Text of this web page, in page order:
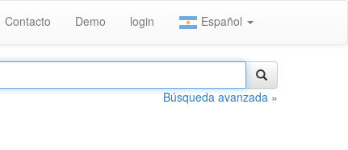
Contacto Demo login Español
Búsqueda avanzada »